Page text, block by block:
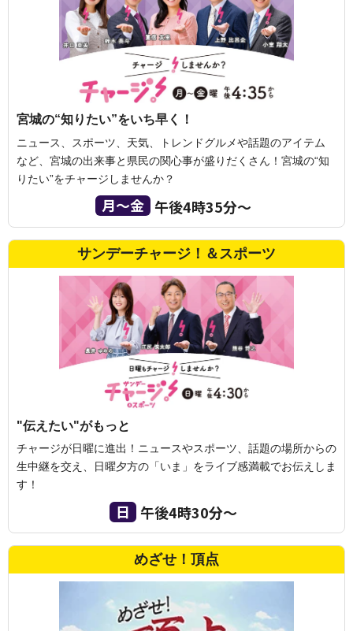
宮城の“知りたい”をいち早く！
ニュース、スポーツ、天気、トレンドグルメや話題のアイテム
など、宮城の出来事と県民の関心事が盛りだくさん！宮城の“知
りたい”をチャージしませんか？
月〜金 午後4時35分〜
サンデーチャージ！＆スポーツ
"伝えたい"がもっと
チャージが日曜に進出！ニュースやスポーツ、話題の場所からの
生中継を交え、日曜夕方の「いま」をライブ感満載でお伝えしま
す！
日 午後4時30分〜
めざせ！頂点